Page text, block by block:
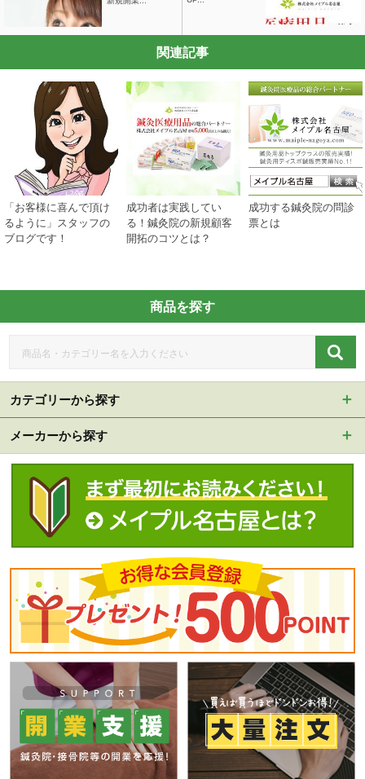
関連記事
「お客様に喜んで頂け
るように」スタッフの
ブログです！
成功者は実践してい
る！鍼灸院の新規顧客
開拓のコツとは？
成功する鍼灸院の問診
票とは
商品を探す
カテゴリーから探す
メーカーから探す